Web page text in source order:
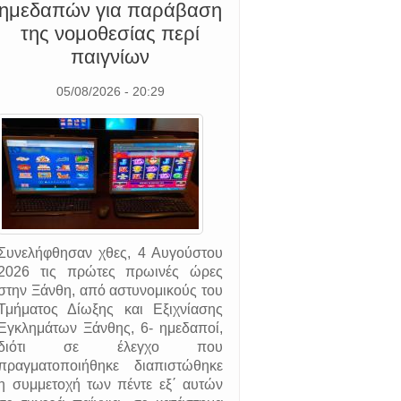
για παράβαση
της νομοθεσίας περί
παιγνίων
05/08/2026 - 20:29
χθες, 4 Αυγούστου
τις πρώτες πρωινές ώρες
Ξάνθη, από αστυνομικούς του
Δίωξης και Εξιχνίασης
Ξάνθης, 6- ημεδαποί,
σε έλεγχο που
διαπιστώθηκε
συμμετοχή των πέντε εξ΄ αυτών